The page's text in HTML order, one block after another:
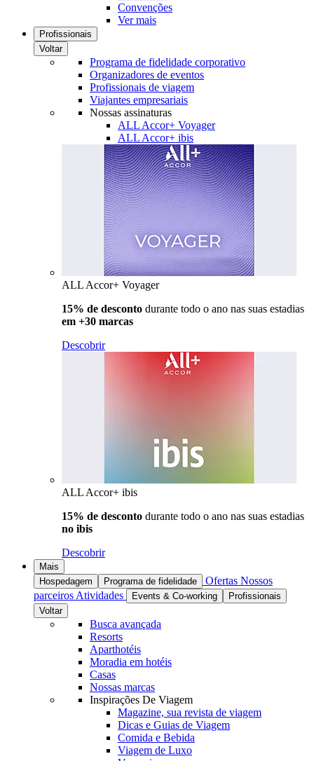
Convenções
Ver mais
Profissionais
Voltar
Programa de fidelidade corporativo
Organizadores de eventos
Profissionais de viagem
Viajantes empresariais
Nossas assinaturas
ALL Accor+ Voyager
ALL Accor+ ibis
ALL Accor+ Voyager
15% de desconto durante todo o ano nas suas estadias
em +30 marcas
Descobrir
ALL Accor+ ibis
15% de desconto durante todo o ano nas suas estadias
no ibis
Descobrir
Mais
Hospedagem
Programa de fidelidade Ofertas Nossos
parceiros Atividades Events & Co-working
Profissionais
Voltar
Busca avançada
Resorts
Aparthotéis
Moradia em hotéis
Casas
Nossas marcas
Inspirações De Viagem
Magazine, sua revista de viagem
Dicas e Guias de Viagem
Comida e Bebida
Viagem de Luxo